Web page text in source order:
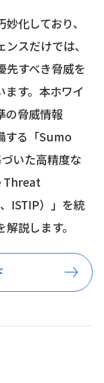
化しており、
スだけでは、
先すべき脅威を
す。本ホワイ
の脅威情報
する「Sumo
いた高精度な
Threat
ISTIP）」を統
説します。